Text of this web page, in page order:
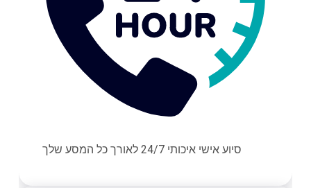
סיוע אישי איכותי 24/7 לאורך כל המסע שלך